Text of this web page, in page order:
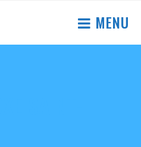
MENU